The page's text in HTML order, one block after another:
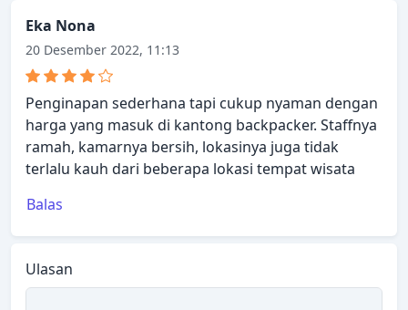
Eka Nona
20 Desember 2022, 11:13
Penginapan sederhana tapi cukup nyaman dengan
harga yang masuk di kantong backpacker. Staffnya
ramah, kamarnya bersih, lokasinya juga tidak
terlalu kauh dari beberapa lokasi tempat wisata
Balas
Ulasan